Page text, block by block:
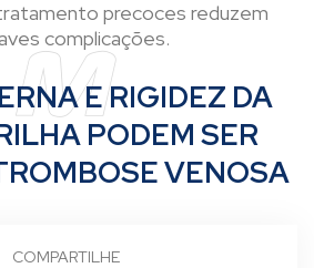
COMPARTILHE
E RIGIDEZ DA
PODEM SER
VENOSA
precoces reduzem
complicações.